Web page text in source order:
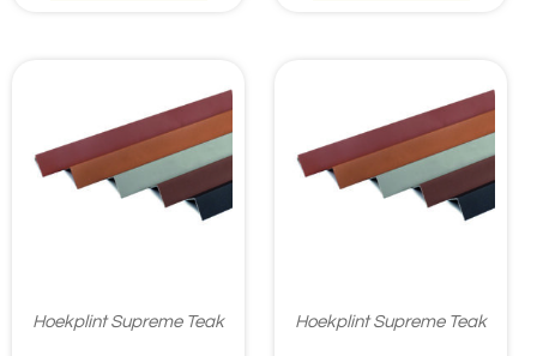
Hoekplint Supreme Teak Hoekplint Supreme Teak